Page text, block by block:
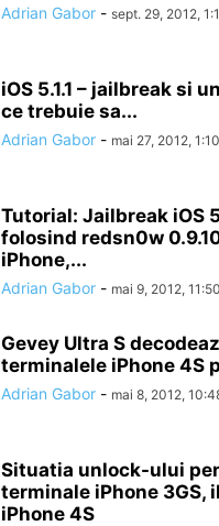
Adrian Gabor - sept. 29, 2012,
iOS 5.1.1 – jailbreak si
ce trebuie sa...
Adrian Gabor - mai 27, 2012,
Tutorial: Jailbreak iOS
folosind redsn0w
iPhone,...
Adrian Gabor - mai 9, 2012,
Gevey Ultra S
terminalele iPhone 4S
Adrian Gabor - mai 8, 2012,
Situatia unlock-ului
terminale iPhone 3GS,
iPhone 4S